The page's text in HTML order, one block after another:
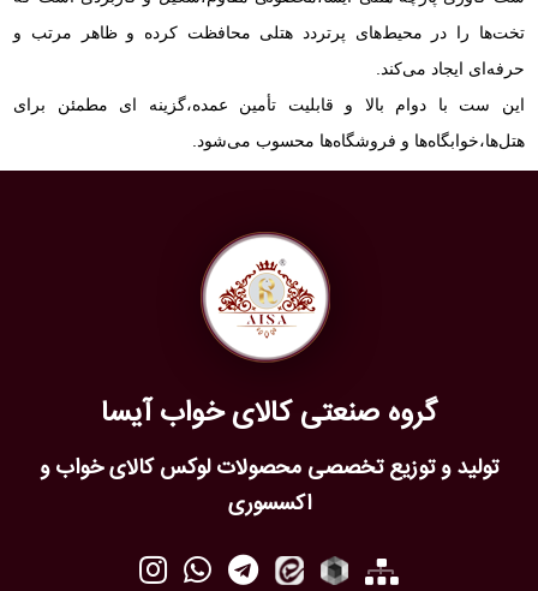
تخت‌ها را در محیط‌های پرتردد هتلی محافظت کرده و ظاهر مرتب و
حرفه‌ای ایجاد می‌کند.
این ست با دوام بالا و قابلیت تأمین عمده،گزینه‌ ای مطمئن برای
هتل‌ها،خوابگاه‌ها و فروشگاه‌ها محسوب می‌شود.
گروه صنعتی کالای خواب آیسا
تولید و توزیع تخصصی محصولات لوکس کالای خواب و
اکسسوری